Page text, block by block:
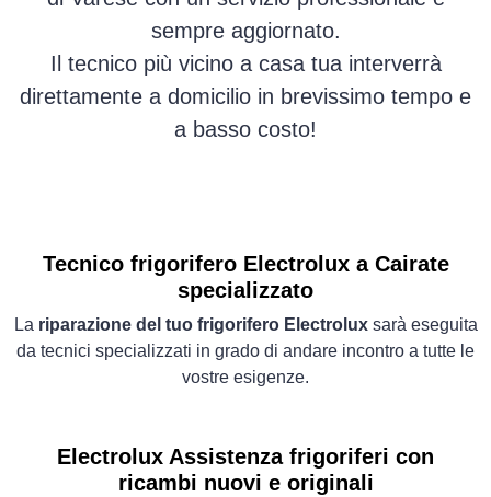
sempre aggiornato.
Il tecnico più vicino a casa tua interverrà
direttamente a domicilio in brevissimo tempo e
a basso costo!
Tecnico frigorifero Electrolux a Cairate
specializzato
La riparazione del tuo frigorifero Electroluxsarà eseguita
da tecnici specializzati in grado di andare incontro a tutte le
vostre esigenze.
Electrolux Assistenza frigoriferi con
ricambi nuovi e originali